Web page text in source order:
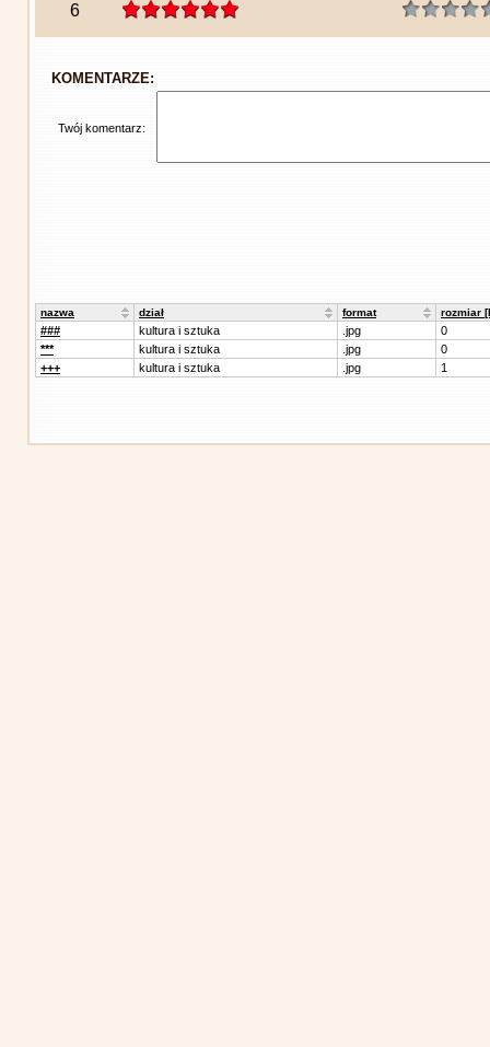
6
KOMENTARZE:
Twój komentarz:
nazwa dział format rozmiar
### kultura i sztuka .jpg
0
***
kultura i sztuka .jpg
0
+++
kultura i sztuka .jpg 1